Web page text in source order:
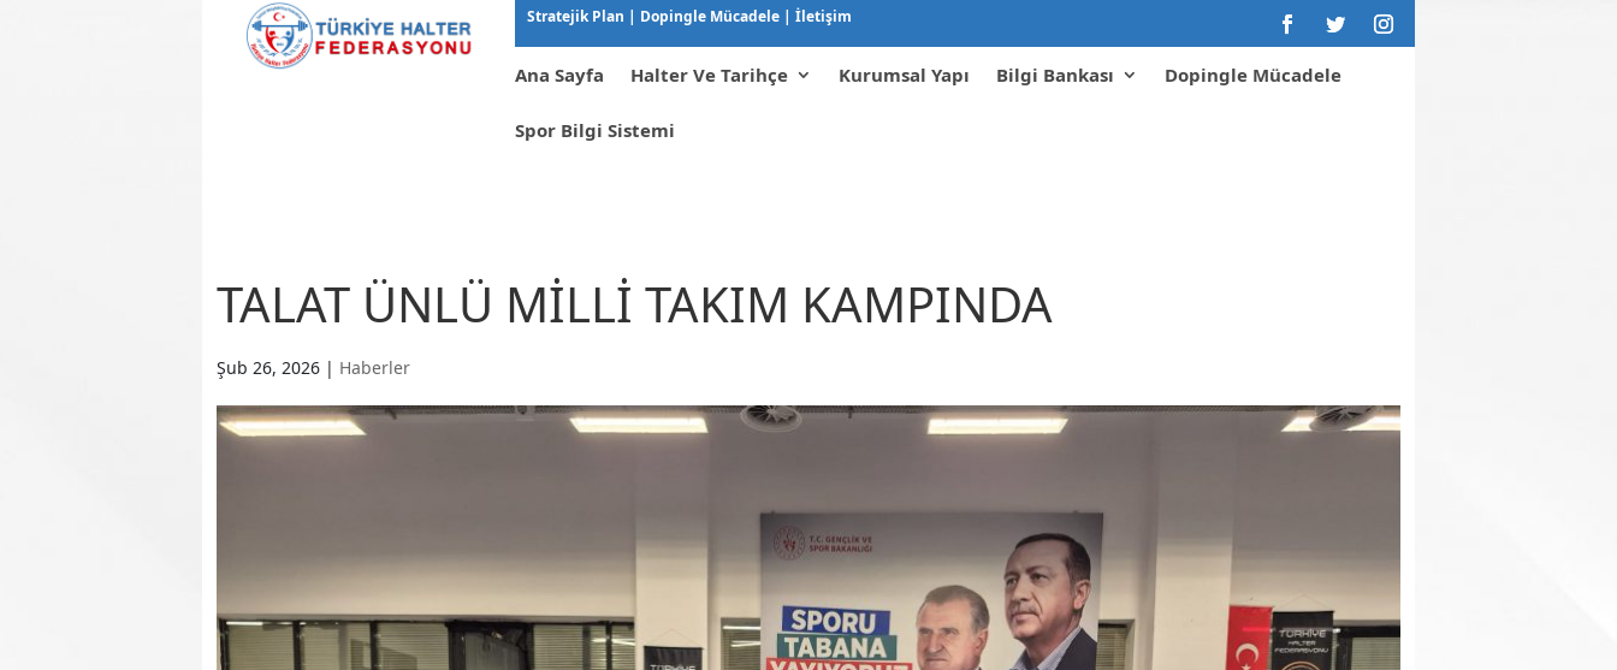
Stratejik Plan | Dopingle Mücadele| İletişim
Ana Sayfa Halter Ve Tarihçe Kurumsal Yapı Bilgi Bankası Dopingle Mücadele
Spor Bilgi Sistemi
TALAT ÜNLÜ MİLLİ TAKIM KAMPINDA
Şub 26, 2026 | Haberler